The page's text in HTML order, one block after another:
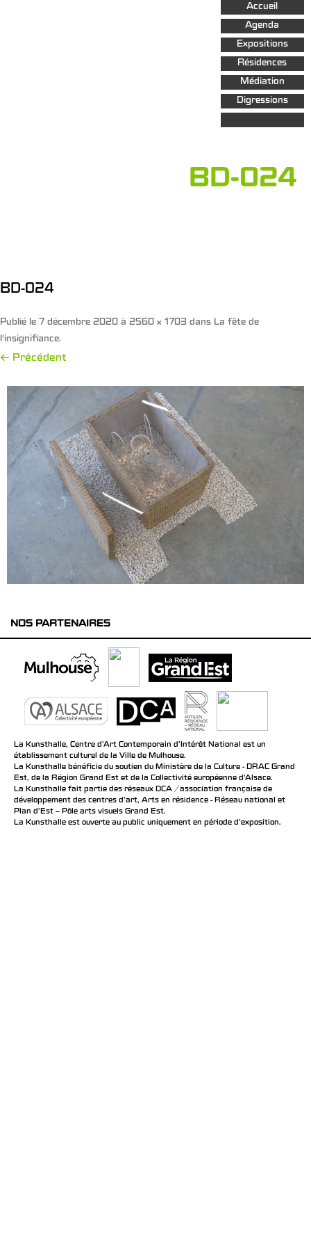
Aller au
contenu
principal
Accueil
Agenda
Expositions
Résidences
Médiation
Digressions
BD-024
BD-024
Publié le 7 décembre 2020 à 2560 × 1703 dans La fête de
l’insignifiance.
← Précédent
NOS PARTENAIRES
La Kunsthalle, Centre d’Art Contemporain d’Intérêt National est un
établissement culturel de la Ville de Mulhouse.
La Kunsthalle bénéficie du soutien du Ministère de la Culture - DRAC Grand
Est, de la Région Grand Est et de la Collectivité européenne d’Alsace.
La Kunsthalle fait partie des réseaux DCA / association française de
développement des centres d'art, Arts en résidence - Réseau national et
Plan d’Est – Pôle arts visuels Grand Est.
La Kunsthalle est ouverte au public uniquement en période d'exposition.